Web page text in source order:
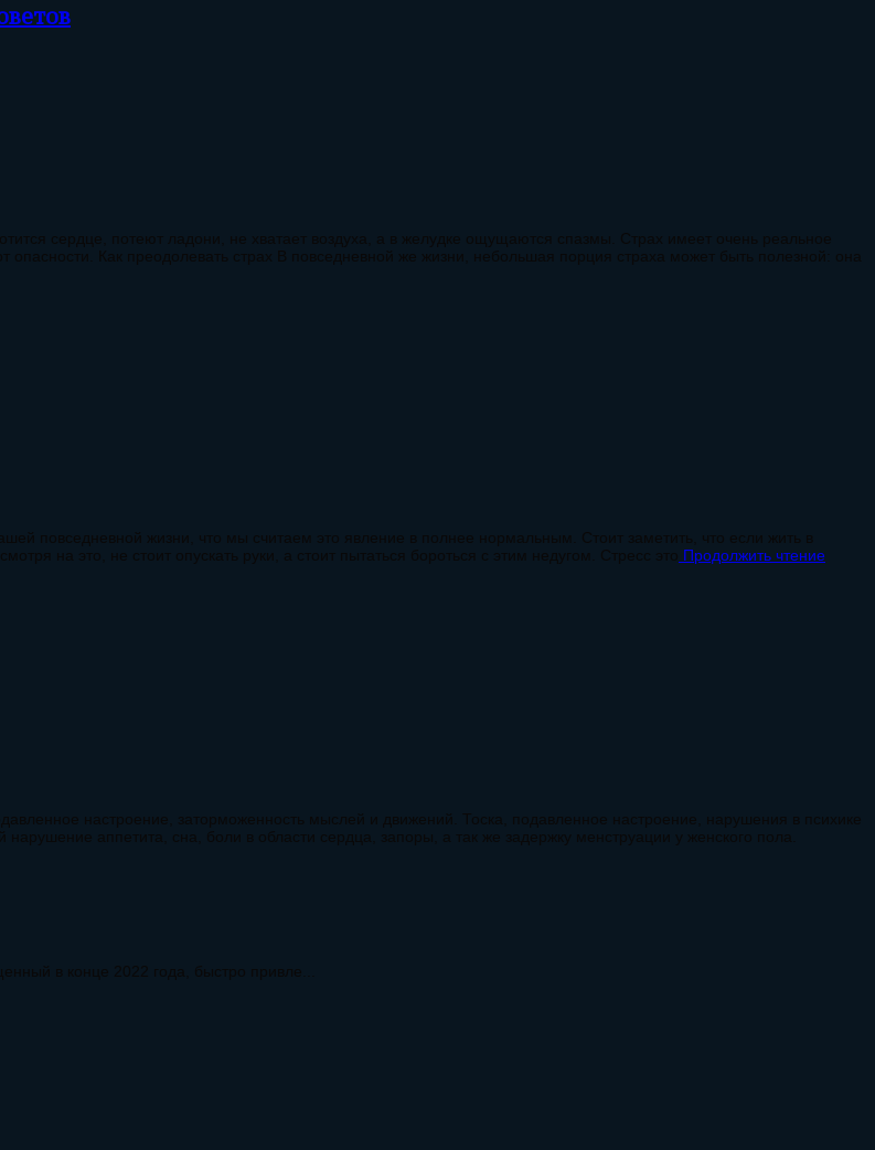
сердце, потеют ладони, не хватает воздуха, а в желудке ощущаются спазмы. Страх имеет очень реальное
Как преодолевать страх В повседневной же жизни, небольшая порция страха может быть полезной: она
повседневной жизни, что мы считаем это явление в полнее нормальным. Стоит заметить, что если жить в
на это, не стоит опускать руки, а стоит пытаться бороться с этим недугом. Стресс это
Продолжить чтение
настроение, заторможенность мыслей и движений. Тоска, подавленное настроение, нарушения в психике
нарушение аппетита, сна, боли в области сердца, запоры, а так же задержку менструации у женского пола.
в конце 2022 года, быстро привле...